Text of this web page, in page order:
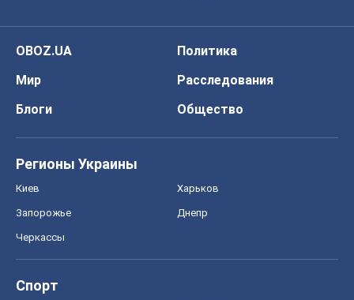
OBOZ.UA
Политика
Мир
Расследования
Блоги
Общество
Регионы Украины
Киев Харьков
Запорожье Днепр
Черкассы
Спорт